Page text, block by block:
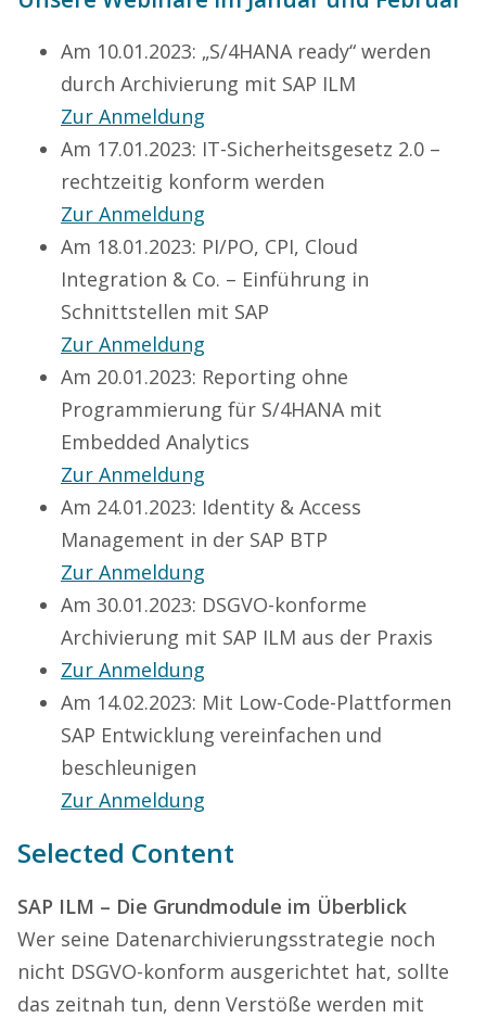
Am 10.01.2023: „S/4HANA ready“ werden
durch Archivierung mit SAP ILM
Zur Anmeldung
Am 17.01.2023: IT-Sicherheitsgesetz 2.0 –
rechtzeitig konform werden
Zur Anmeldung
Am 18.01.2023: PI/PO, CPI, Cloud
Integration & Co. – Einführung in
Schnittstellen mit SAP
Zur Anmeldung
Am 20.01.2023: Reporting ohne
Programmierung für S/4HANA mit
Embedded Analytics
Zur Anmeldung
Am 24.01.2023: Identity & Access
Management in der SAP BTP
Zur Anmeldung
Am 30.01.2023: DSGVO-konforme
Archivierung mit SAP ILM aus der Praxis
Zur Anmeldung
Am 14.02.2023: Mit Low-Code-Plattformen
SAP Entwicklung vereinfachen und
beschleunigen
Zur Anmeldung
Selected Content
SAP ILM – Die Grundmodule im Überblick
Wer seine Datenarchivierungsstrategie noch
nicht DSGVO-konform ausgerichtet hat, sollte
das zeitnah tun, denn Verstöße werden mit